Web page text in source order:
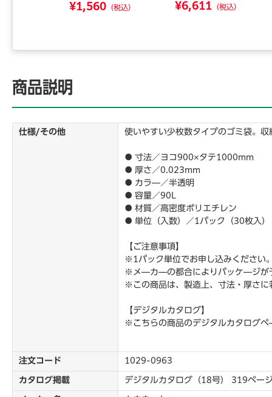
¥1,560 （税込） ¥6,611 （税込）
商品説明
仕様/その他 使いやすい少枚数タイプのゴミ袋。
● 寸法／ヨコ900×タテ1000mm
● 厚さ／0.023mm
● カラ―／半透明
● 容量／90L
● 材質／高密度ポリエチレン
● 単位（入数）／1パック（30枚入
【ご注意事項】
※1パック単位でお申し込みください
※メ―カ―の都合によりパッケ―ジが
※この商品は、製造上、寸法・厚さ
【デジタルカタログ】
※こちらの商品のデジタルカタログ
注文コード 1029-0963
カタログ掲載 デジタルカタログ（18号） 319ペー